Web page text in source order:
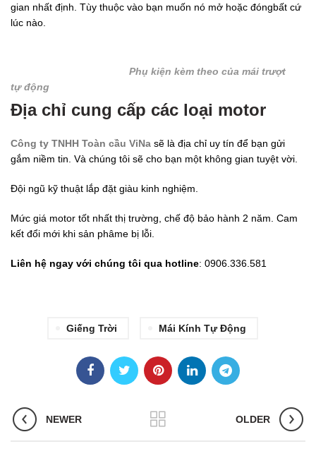
gian nhất định. Tùy thuộc vào bạn muốn nó mở hoặc đóngbất cứ
lúc nào.
Phụ kiện kèm theo của mái trượt
tự động
Địa chỉ cung cấp các loại motor
Công ty TNHH Toàn cầu ViNa sẽ là địa chỉ uy tín để bạn gửi
gắm niềm tin. Và chúng tôi sẽ cho bạn một không gian tuyệt vời.
Đội ngũ kỹ thuật lắp đặt giàu kinh nghiệm.
Mức giá motor tốt nhất thị trường, chế độ bảo hành 2 năm. Cam
kết đổi mới khi sản phâme bị lỗi.
Liên hệ ngay với chúng tôi qua hotline: 0906.336.581
Giếng Trời Mái Kính Tự Động
NEWER OLDER